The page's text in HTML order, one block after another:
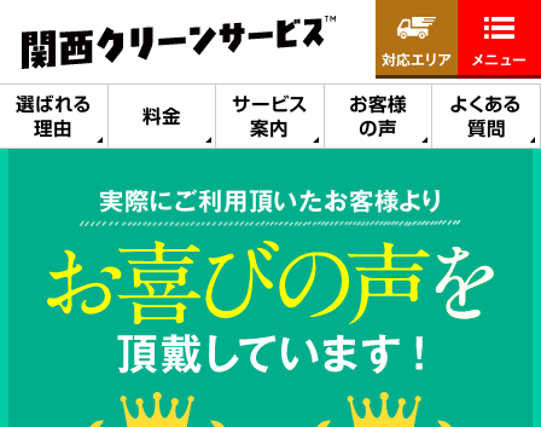
選ばれる
理由
料金
サービス
案内
お客様
の声
よくある
質問
対応エリア メニュー
実際にご利用頂いたお客様より